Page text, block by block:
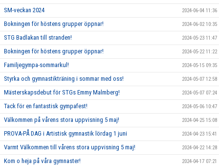
SM-veckan 2024 2024-06-04 11:36
Bokningen för höstens grupper öppnar! 2024-06-02 10:35
STG Badlakan till stranden! 2024-05-23 11:47
Bokningen för höstens grupper öppnar! 2024-05-22 11:22
Familjegympa-sommarkul! 2024-05-15 09:35
Styrka och gymnastikträning i sommar med oss! 2024-05-07 12:58
Mästerskapsdebut för STGs Emmy Malmberg! 2024-05-07 07:24
Tack för en fantastisk gympafest! 2024-05-06 10:47
Välkommen på vårens stora uppvisning 5 maj! 2024-04-25 15:08
PROVA-PÅ DAG i Artistisk gymnastik lördag 1 juni 2024-04-23 15:41
Varmt Välkommen till vårens stora uppvisning 5 maj! 2024-04-22 14:28
Kom o heja på våra gymnaster! 2024-04-17 07:21